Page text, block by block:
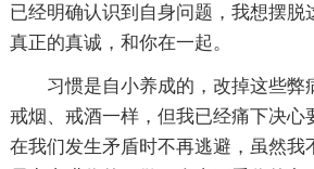
已经明确认识到自身问题，我想摆脱
真正的真诚，和你在一起。
习惯是自小养成的，改掉这些弊
戒烟、戒酒一样，但我已经痛下决心
在我们发生矛盾时不再逃避，虽然我